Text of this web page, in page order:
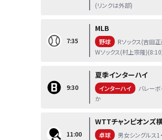
(リンクは外部)
7:35
MLB
野球
Rソックス(吉田
Wソックス(村上宗隆
9:30
夏季インターハイ
インターハイ
バレー
か
11:00
WTTチャンピオンズ
卓球
男女シングルス1